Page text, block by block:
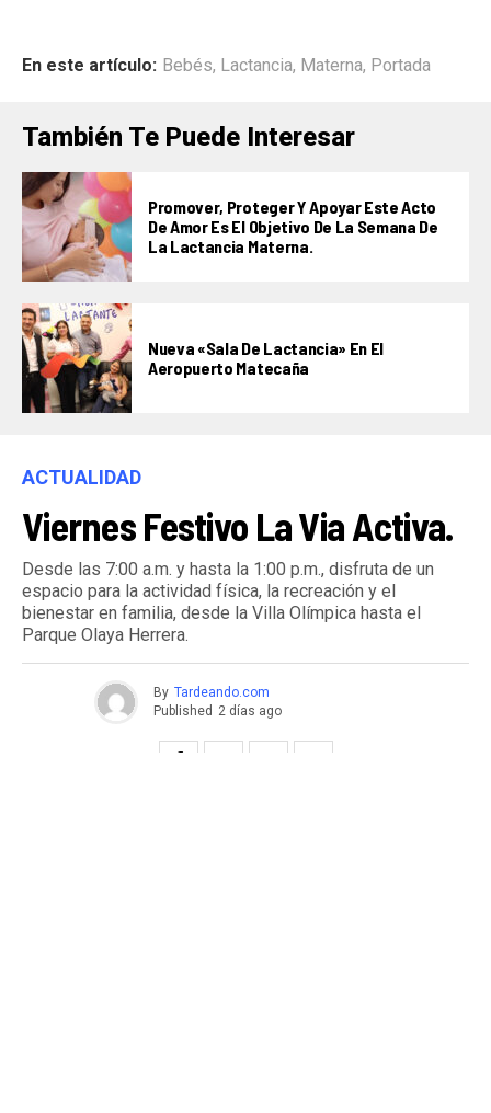
En este artículo: Bebés, Lactancia, Materna, Portada
También Te Puede Interesar
Promover, Proteger Y Apoyar Este Acto
De Amor Es El Objetivo De La Semana De
La Lactancia Materna.
Nueva «Sala De Lactancia» En El
Aeropuerto Matecaña
ACTUALIDAD
Viernes Festivo La Via Activa.
Desde las 7:00 a.m. y hasta la 1:00 p.m., disfruta de un
espacio para la actividad física, la recreación y el
bienestar en familia, desde la Villa Olímpica hasta el
Parque Olaya Herrera.
By Tardeando.com
Published 2 días ago